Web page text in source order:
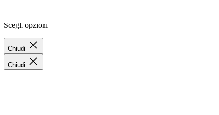
Scegli opzioni
Chiudi
Chiudi